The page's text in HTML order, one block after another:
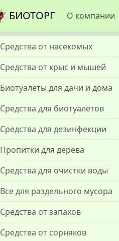
БИОТОРГ О компании
Средства от насекомых
Средства от крыс и мышей
Биотуалеты для дачи и дома
Средства для биотуалетов
Средства для дезинфекции
Пропитки для дерева
Средства для очистки воды
Все для раздельного мусора
Средства от запахов
Средства от сорняков